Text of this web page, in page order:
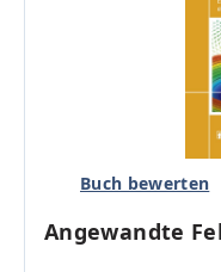
Buch bewerten
Angewandte